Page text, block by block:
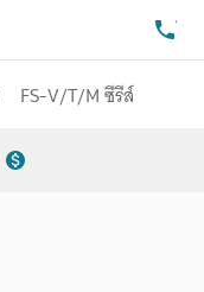
FS-V/T/M ซีรีส์